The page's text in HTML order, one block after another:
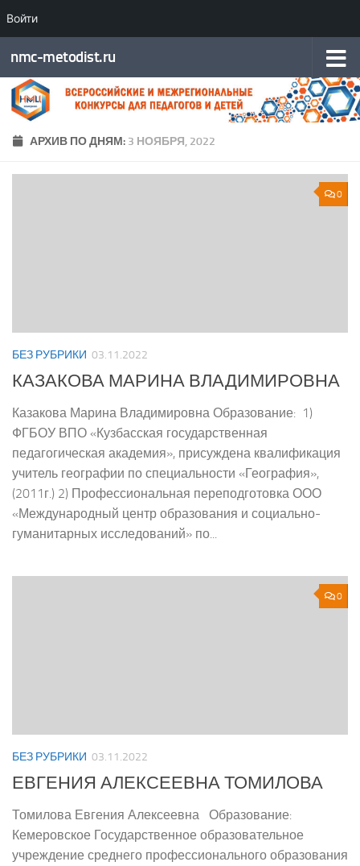
ВойтиПерейти к содержимому
nmc-metodist.ru
АРХИВ ПО ДНЯМ: 3 НОЯБРЯ, 2022
0
БЕЗ РУБРИКИ 03.11.2022
КАЗАКОВА МАРИНА ВЛАДИМИРОВНА
Казакова Марина Владимировна Образование: 1)
ФГБОУ ВПО «Кузбасская государственная
педагогическая академия», присуждена квалификация
учитель географии по специальности «География»,
(2011г.) 2) Профессиональная переподготовка ООО
«Международный центр образования и социально-
гуманитарных исследований» по...
0
БЕЗ РУБРИКИ 03.11.2022
ЕВГЕНИЯ АЛЕКСЕЕВНА ТОМИЛОВА
Томилова Евгения Алексеевна Образование:
Кемеровское Государственное образовательное
учреждение среднего профессионального образования